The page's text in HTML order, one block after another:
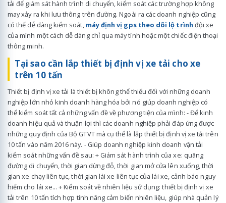
tải để giám sát hành trình di chuyển, kiểm soát các trường hợp không
may xảy ra khi lưu thông trên đường. Ngoài ra các doanh nghiệp cũng
có thể dễ dàng kiểm soát, máy định vị gps theo dõi lộ trình đội xe
của mình một cách dễ dàng chỉ qua máy tính hoặc một chiếc điện thoại
thông minh.
Tại sao cần lắp thiết bị định vị xe tải cho xe
trên 10 tấn
Thiết bị định vị xe tải là thiết bị không thể thiếu đối với những doanh
nghiệp lớn nhỏ kinh doanh hàng hóa bởi nó giúp doanh nghiệp có
thể kiểm soát tất cả những vấn đề về phương tiện của mình: - Để kinh
doanh hiệu quả và thuận lợi thì các doanh nghiệp phải đáp ứng được
những quy định của Bộ GTVT mà cụ thể là lắp thiết bị định vị xe tải trên
10 tấn vào năm 2016 này. - Giúp doanh nghiệp kinh doanh vận tải
kiểm soát những vấn đề sau: + Giám sát hành trình của xe: quãng
đường di chuyển, thời gian dừng đỗ, thời gian mở cửa lên xuống, thời
gian xe chạy liên tục, thời gian lái xe liên tục của lái xe, cảnh báo nguy
hiểm cho lái xe... + Kiểm soát về nhiên liệu sử dụng: thiết bị định vị xe
tải trên 10 tấn tích hợp tính năng cảm biến nhiên liệu, giúp nhà quản lý